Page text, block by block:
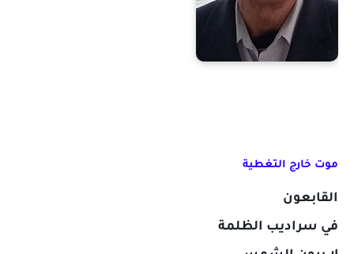
موت خارج التغطية
القابعون
في سراديب الظلمة